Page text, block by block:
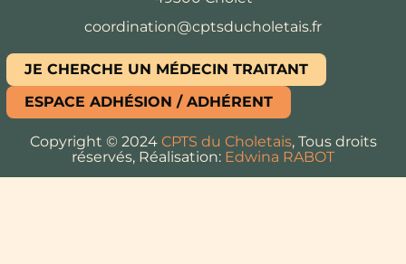
coordination@cptsducholetais.fr
JE CHERCHE UN MÉDECIN TRAITANT
ESPACE ADHÉSION / ADHÉRENT
Copyright © 2024 CPTS du Choletais, Tous droits
réservés, Réalisation: Edwina RABOT